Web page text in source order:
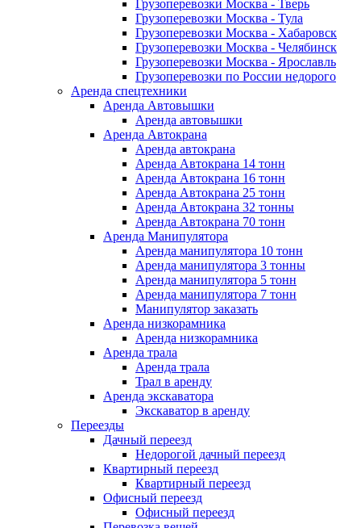
Грузоперевозки Москва - Тверь
Грузоперевозки Москва - Тула
Грузоперевозки Москва - Хабаровск
Грузоперевозки Москва - Челябинск
Грузоперевозки Москва - Ярославль
Грузоперевозки по России недорого
Аренда спецтехники
Аренда Автовышки
Аренда автовышки
Аренда Автокрана
Аренда автокрана
Аренда Автокрана 14 тонн
Аренда Автокрана 16 тонн
Аренда Автокрана 25 тонн
Аренда Автокрана 32 тонны
Аренда Автокрана 70 тонн
Аренда Манипулятора
Аренда манипулятора 10 тонн
Аренда манипулятора 3 тонны
Аренда манипулятора 5 тонн
Аренда манипулятора 7 тонн
Манипулятор заказать
Аренда низкорамника
Аренда низкорамника
Аренда трала
Аренда трала
Трал в аренду
Аренда экскаватора
Экскаватор в аренду
Переезды
Дачный переезд
Недорогой дачный переезд
Квартирный переезд
Квартирный переезд
Офисный переезд
Офисный переезд